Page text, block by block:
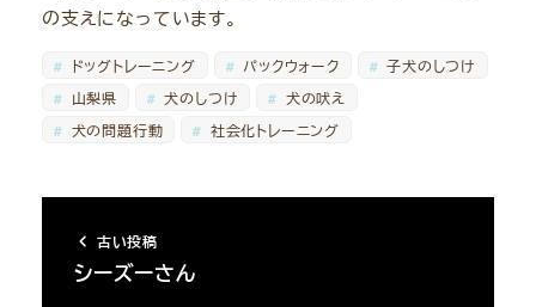
の支えになっています。
ドッグトレーニング パックウォーク
子犬のしつけ
山梨県
犬のしつけ
犬の吠え
犬の問題行動
社会化トレーニング
古い投稿
シーズーさん